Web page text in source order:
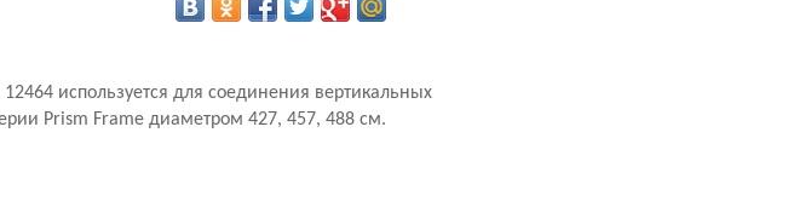
используется для соединения вертикальных
Prism Frame диаметром 427, 457, 488 см.